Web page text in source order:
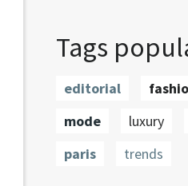
Tags
editorial
mode
luxury
paris
trends